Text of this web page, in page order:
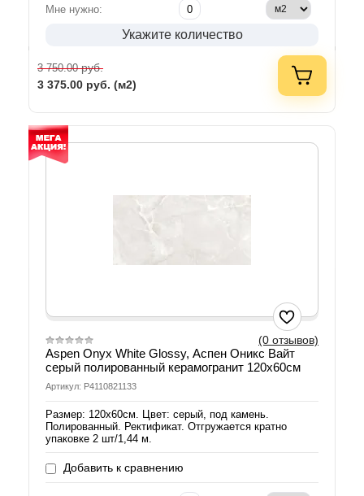
Мне нужно:
Укажите количество
3 750.00руб.
3 375.00 руб. (м2)
(0 отзывов)
Aspen Onyx White Glossy, Аспен Оникс Вайт
серый полированный керамогранит 120х60см
Артикул: P4110821133
Размер: 120х60см. Цвет: серый, под камень.
Полированный. Ректификат. Отгружается кратно
упаковке 2 шт/1,44 м.
Добавить к сравнению